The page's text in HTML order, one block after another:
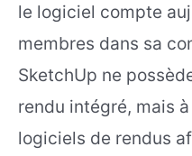
le logiciel compte
membres dans sa
SketchUp ne
rendu intégré, mais
logiciels de rendus